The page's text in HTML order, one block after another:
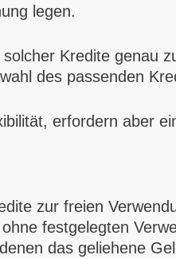
legen.
Kredite genau
des passenden
erfordern aber
zur freien
festgelegten
das geliehene